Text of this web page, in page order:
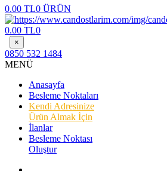
0.00 TL0 ÜRÜN
0.00 TL0
×
0850 532 1484
MENÜ
Anasayfa
Besleme Noktaları
Kendi Adresinize
Ürün Almak İçin
İlanlar
Besleme Noktası
Oluştur